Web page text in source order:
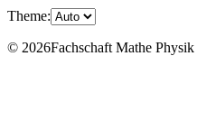
Theme:
© 2026Fachschaft Mathe